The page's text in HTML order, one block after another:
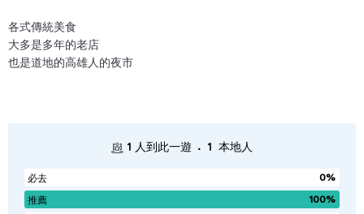
各式傳統美食
大多是多年的老店
也是道地的高雄人的夜市
1 人到此一遊 . 1 本地人
必去
0%
推薦
100%